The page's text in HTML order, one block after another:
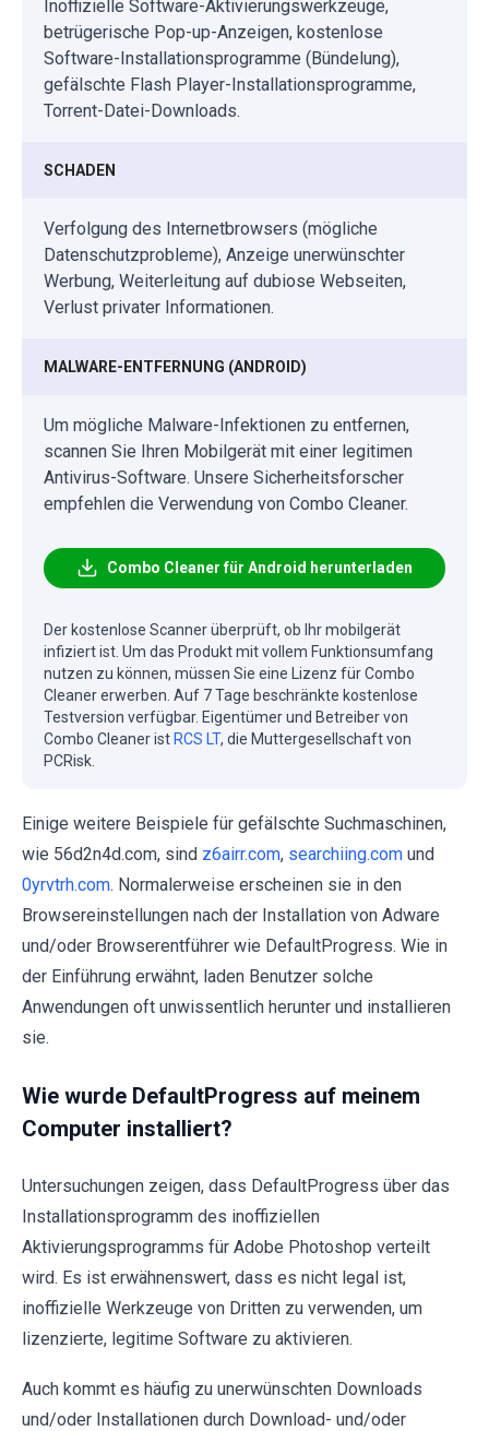
Inoffizielle Software-Aktivierungswerkzeuge,
betrügerische Pop-up-Anzeigen, kostenlose
Software-Installationsprogramme (Bündelung),
gefälschte Flash Player-Installationsprogramme,
Torrent-Datei-Downloads.
SCHADEN
Verfolgung des Internetbrowsers (mögliche
Datenschutzprobleme), Anzeige unerwünschter
Werbung, Weiterleitung auf dubiose Webseiten,
Verlust privater Informationen.
MALWARE-ENTFERNUNG (ANDROID)
Um mögliche Malware-Infektionen zu entfernen,
scannen Sie Ihren Mobilgerät mit einer legitimen
Antivirus-Software. Unsere Sicherheitsforscher
empfehlen die Verwendung von Combo Cleaner.
Combo Cleaner für Android herunterladen
Der kostenlose Scanner überprüft, ob Ihr mobilgerät
infiziert ist. Um das Produkt mit vollem Funktionsumfang
nutzen zu können, müssen Sie eine Lizenz für Combo
Cleaner erwerben. Auf 7 Tage beschränkte kostenlose
Testversion verfügbar. Eigentümer und Betreiber von
Combo Cleaner ist RCS LT, die Muttergesellschaft von
PCRisk.
Einige weitere Beispiele für gefälschte Suchmaschinen,
wie 56d2n4d.com, sind z6airr.com, searchiing.com und
0yrvtrh.com. Normalerweise erscheinen sie in den
Browsereinstellungen nach der Installation von Adware
und/oder Browserentführer wie DefaultProgress. Wie in
der Einführung erwähnt, laden Benutzer solche
Anwendungen oft unwissentlich herunter und installieren
sie.
Wie wurde DefaultProgress auf meinem
Computer installiert?
Untersuchungen zeigen, dass DefaultProgress über das
Installationsprogramm des inoffiziellen
Aktivierungsprogramms für Adobe Photoshop verteilt
wird. Es ist erwähnenswert, dass es nicht legal ist,
inoffizielle Werkzeuge von Dritten zu verwenden, um
lizenzierte, legitime Software zu aktivieren.
Auch kommt es häufig zu unerwünschten Downloads
und/oder Installationen durch Download- und/oder